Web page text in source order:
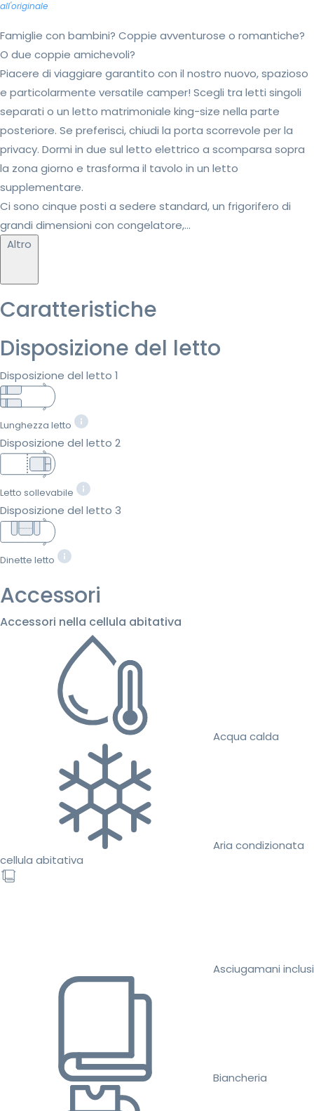
all'originale
Famiglie con bambini? Coppie avventurose o romantiche?
O due coppie amichevoli?
Piacere di viaggiare garantito con il nostro nuovo, spazioso
e particolarmente versatile camper! Scegli tra letti singoli
separati o un letto matrimoniale king-size nella parte
posteriore. Se preferisci, chiudi la porta scorrevole per la
privacy. Dormi in due sul letto elettrico a scomparsa sopra
la zona giorno e trasforma il tavolo in un letto
supplementare.
Ci sono cinque posti a sedere standard, un frigorifero di
grandi dimensioni con congelatore,...
Altro
Caratteristiche
Disposizione del letto
Disposizione del letto 1
Lunghezza letto
Disposizione del letto 2
Letto sollevabile
Disposizione del letto 3
Dinette letto
Accessori
Accessori nella cellula abitativa
Acqua calda
Aria condizionata
cellula abitativa
Asciugamani inclusi
Biancheria